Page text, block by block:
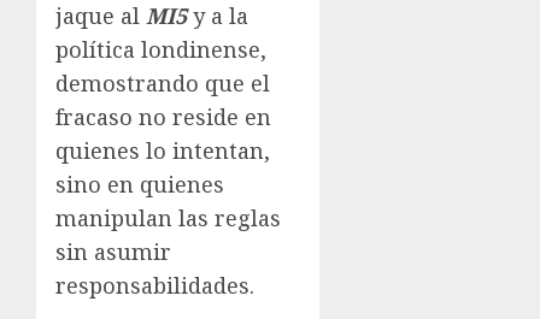
jaque al MI5y a la
política londinense,
demostrando que el
fracaso no reside en
quienes lo intentan,
sino en quienes
manipulan las reglas
sin asumir
responsabilidades.